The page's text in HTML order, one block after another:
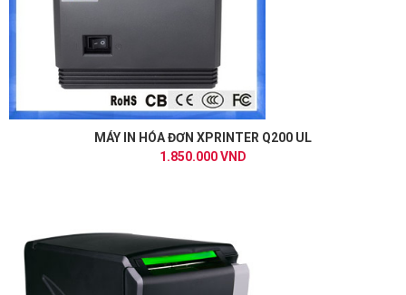
MÁY IN HÓA ĐƠN XPRINTER Q200 UL
1.850.000 VND